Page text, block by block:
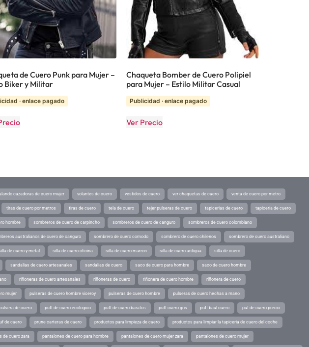
de Cuero Punk para Mujer –
Biker y Militar
· enlace pagado
Chaqueta Bomber de Cuero Polipiel
para Mujer – Estilo Militar Casual
Publicidad · enlace pagado
Ver Precio
cazadoras de cuero mujer volantes de cuero vestidos de cuero ver chaquetas de cuero venta de cuero por metro
tiras de cuero por metros tiras de cuero tela de cuero tejer pulseras de cuero tapicerias de cuero tapicería de cuero
hombre sombreros de cuero de carpincho sombreros de cuero de canguro sombreros de cuero colombiano
australianos de cuero de canguro sombrero de cuero comodo sombrero de cuero chilenos sombrero de cuero australiano
de cuero y metal silla de cuero oficina silla de cuero marron silla de cuero antigua silla de cuero
sandalias de cuero artesanales sandalias de cuero saco de cuero para hombre saco de cuero hombre
riñoneras de cuero artesanales riñoneras de cuero riñonera de cuero hombre riñonera de cuero
mujer pulseras de cuero hombre viceroy pulseras de cuero hombre pulseras de cuero hechas a mano
de cuero puff de cuero ecologico puff de cuero baratos puff cuero gris puff baul cuero puf de cuero precio
de cuero prune carteras de cuero productos para limpieza de cuero productos para limpiar la tapiceria de cuero del coche
de cuero zara pantalones de cuero para hombre pantalones de cuero mujer zara pantalones de cuero mujer